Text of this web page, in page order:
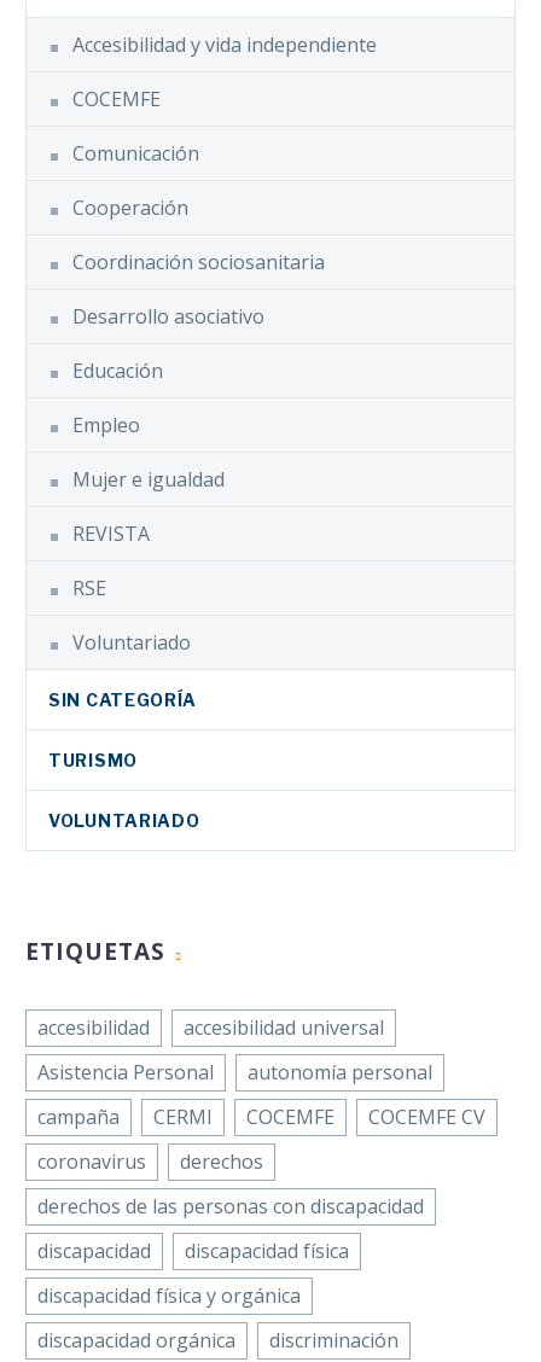
la Inserción’,
financiado por el
Accesibilidad y vida independiente
COCEMFE
Comunicación
Cooperación
Coordinación sociosanitaria
Desarrollo asociativo
Educación
Empleo
Mujer e igualdad
REVISTA
RSE
Voluntariado
SIN CATEGORÍA
TURISMO
VOLUNTARIADO
ETIQUETAS
accesibilidad
accesibilidad universal
Asistencia Personal
autonomía personal
campaña
CERMI COCEMFE
COCEMFE CV
coronavirus
derechos
derechos de las personas con discapacidad
discapacidad
discapacidad física
discapacidad física y orgánica
discapacidad orgánica
discriminación